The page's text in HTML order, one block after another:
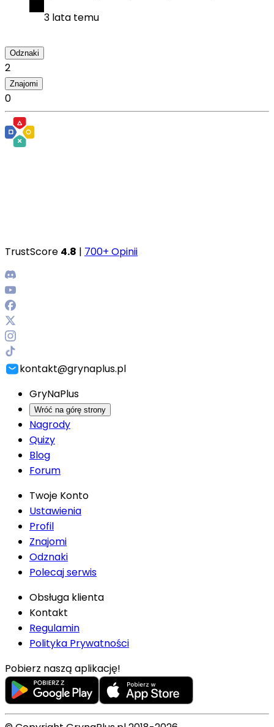
3 lata temu
Odznaki
2
Znajomi
0
TrustScore 4.8 | 700+ Opinii
kontakt@grynaplus.pl
GryNaPlus
Wróć na górę strony
Nagrody
Quizy
Blog
Forum
Twoje Konto
Ustawienia
Profil
Znajomi
Odznaki
Polecaj serwis
Obsługa klienta
Kontakt
Regulamin
Polityka Prywatności
Pobierz naszą aplikację!